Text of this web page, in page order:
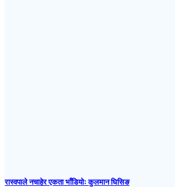
रास्वपाले नचाहेर एकता भाँडियोः कुलमान घिसिङ